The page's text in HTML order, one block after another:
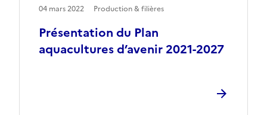
Présentation du Plan
aquacultures d’avenir 2021-2027
04 mars 2022 Production & filières